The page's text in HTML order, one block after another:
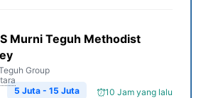
Murni Teguh Methodist
Group
10 Jam yang lalu
5 Juta - 15 Juta